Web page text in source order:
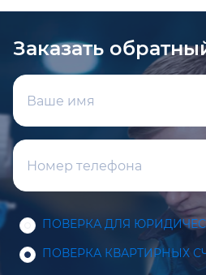
Заказать
ПОВЕРКА ДЛЯ
ПОВЕРКА КВАРТИРНЫХ